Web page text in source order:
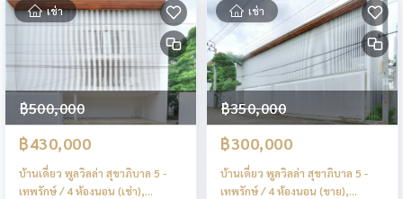
เช่า
฿500,000
฿430,000
บ้านเดี่ยว พูลวิลล่า สุขาภิบาล 5 -
เทพรักษ์ / 4 ห้องนอน (เช่า),
เช่า
฿350,000
฿300,000
บ้านเดี่ยว พูลวิลล่า สุขาภิบาล 5 -
เทพรักษ์ / 4 ห้องนอน (ขาย),